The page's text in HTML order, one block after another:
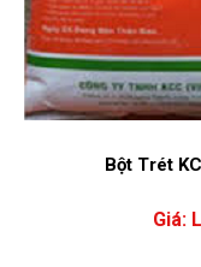
Bột Trét
Giá: